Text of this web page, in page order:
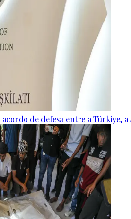
de defesa entre a Türkiye, a